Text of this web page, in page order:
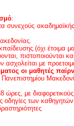
:
συνεχούς
έτοιμα
με
οι μαθητές
ώρες, με
οδηγίες των καθηγητών